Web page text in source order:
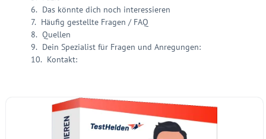
Das könnte dich noch interessieren
Häufig gestellte Fragen / FAQ
Quellen
Dein Spezialist für Fragen und Anregungen:
Kontakt: